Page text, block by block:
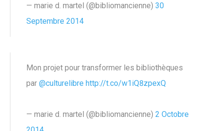
— marie d. martel (@bibliomancienne) 30
Septembre 2014
Mon projet pour transformer les bibliothèques
par @culturelibre http://t.co/w1iQ8zpexQ
— marie d. martel (@bibliomancienne) 2 Octobre